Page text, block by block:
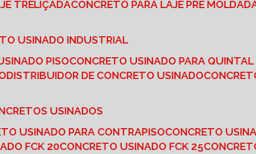
TRELIÇADA CONCRETO PARA LAJE PRÉ
USINADO INDUSTRIAL
PISO
CONCRETO USINADO PARA QUINTAL
DISTRIBUIDOR DE CONCRETO USINADO
USINADOS
USINADO PARA CONTRAPISO CONCRETO
FCK 20 CONCRETO USINADO FCK 25